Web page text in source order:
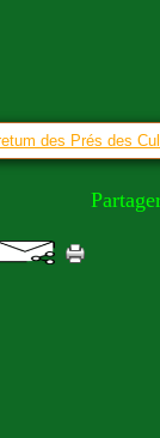
des Prés des